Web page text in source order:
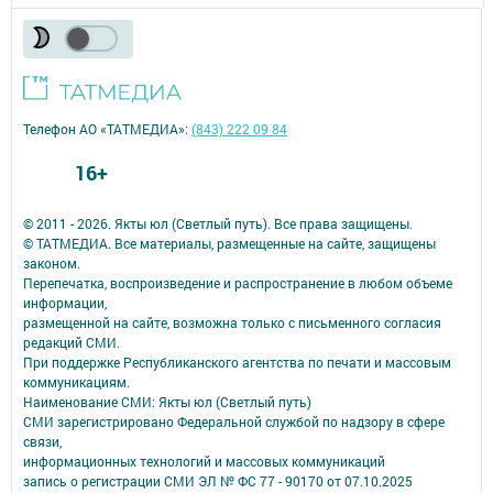
© 2011 - 2026. Якты юл (Светлый путь). Все права защищены.
© ТАТМЕДИА. Все материалы, размещенные на сайте, защищены
законом.
Перепечатка, воспроизведение и распространение в любом объеме
информации,
размещенной на сайте, возможна только с письменного согласия
редакций СМИ.
При поддержке Республиканского агентства по печати и массовым
коммуникациям.
Наименование СМИ: Якты юл (Светлый путь)
СМИ зарегистрировано Федеральной службой по надзору в сфере
связи,
информационных технологий и массовых коммуникаций
запись о регистрации СМИ ЭЛ № ФС 77 - 90170 от 07.10.2025
Телефон АО «ТАТМЕДИА»:(843) 222 09 84
16+